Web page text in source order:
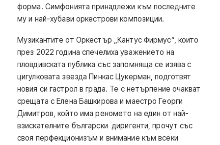
форма. Симфонията принадлежи към последните
му и най-хубави оркестрови композиции.
Музикантите от Оркестър „Кантус Фирмус“, които
през 2022 година спечелиха уважението на
пловдивската публика със запомняща се изява с
цигулковата звезда Пинкас Цукерман, подготвят
новия си гастрол в града. Те с нетърпение очакват
срещата с Елена Башкирова и маестро Георги
Димитров, който има реномето на един от най-
взискателните български диригенти, прочут със
своя перфекционизъм и внимание към всеки